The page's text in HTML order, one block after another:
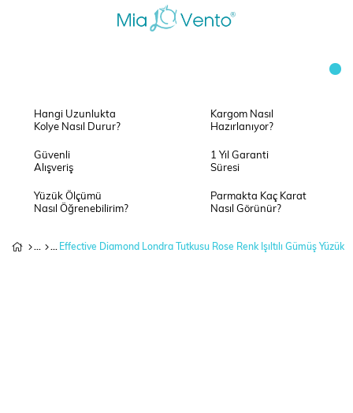
Hangi Uzunlukta
Kolye Nasıl Durur?
Kargom Nasıl
Hazırlanıyor?
Güvenli
Alışveriş
1 Yıl Garanti
Süresi
Yüzük Ölçümü
Nasıl Öğrenebilirim?
Parmakta Kaç Karat
Nasıl Görünür?
Effective Diamond Londra Tutkusu Rose Renk Işıltılı Gümüş Yüzük